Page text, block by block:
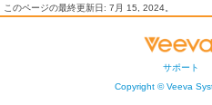
このページの最終更新日:7月 15, 2024
サポート
Copyright ©Veeva